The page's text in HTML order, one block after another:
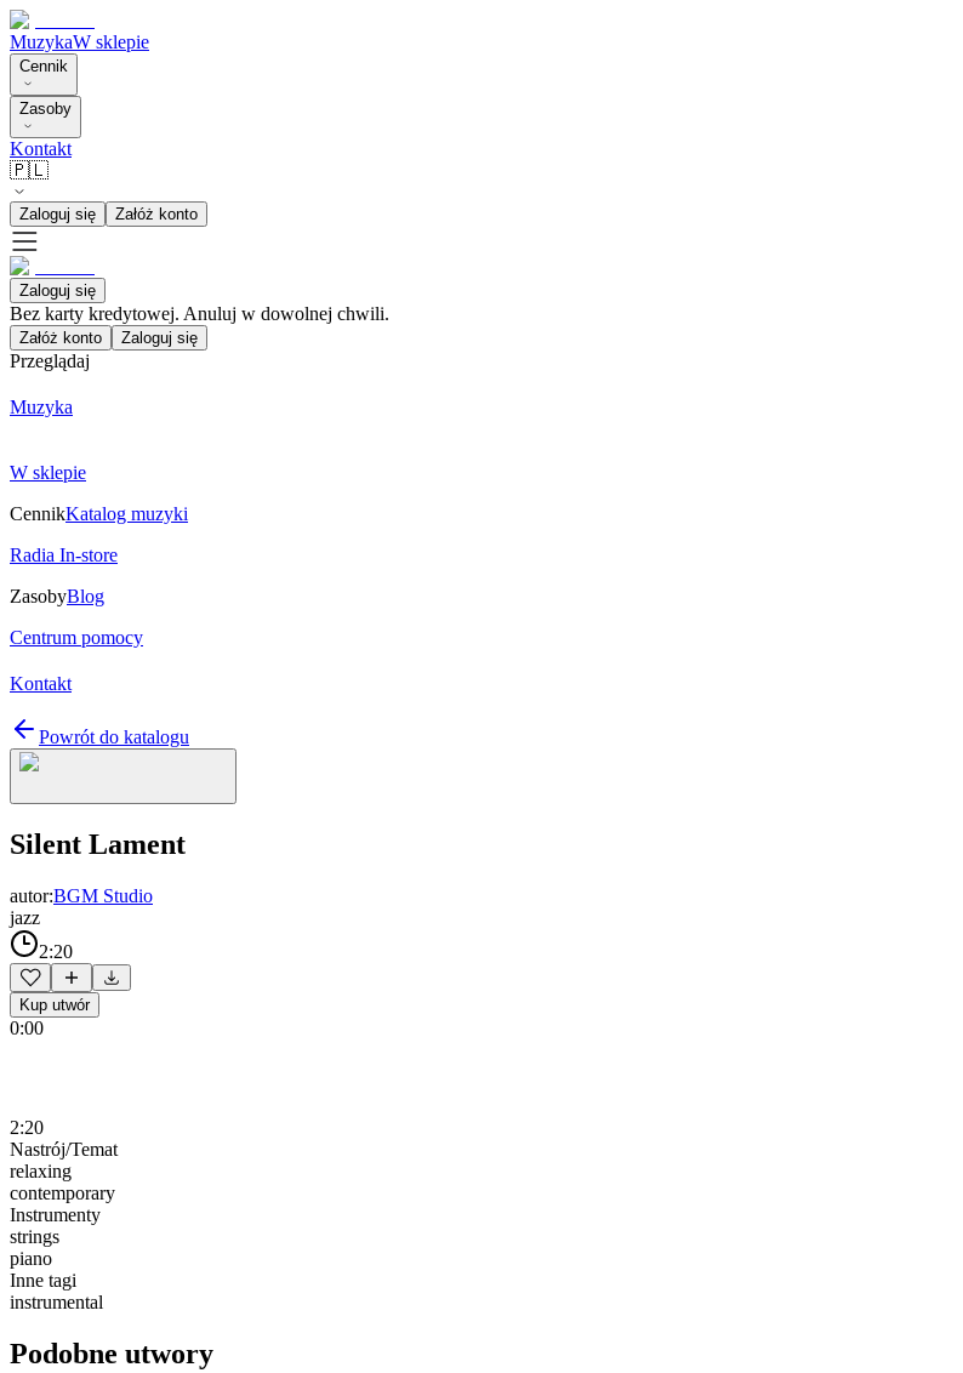
MuzykaW sklepie
Cennik
Zasoby
Kontakt
🇵🇱
Zaloguj się Załóż konto
Zaloguj się
Bez karty kredytowej. Anuluj w dowolnej chwili.
Załóż konto Zaloguj się
Przeglądaj
Muzyka
W sklepie
CennikKatalog muzyki
Radia In-store
ZasobyBlog
Centrum pomocy
Kontakt
Powrót do katalogu
Silent Lament
autor:BGM Studio
jazz
2:20
Kup utwór
0:00
2:20
Nastrój/Temat
relaxing
contemporary
Instrumenty
strings
piano
Inne tagi
instrumental
Podobne utwory